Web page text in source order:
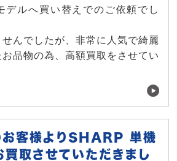
デルへ買い替えでのご依頼でし
んでしたが、非常に人気で綺麗
品物の為、高額買取をさせてい
お客様よりSHARP 単機
買取させていただきまし